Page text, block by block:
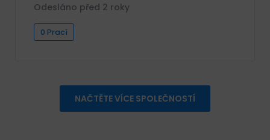
Odesláno před 2 roky
0 Prací
NAČTĚTE VÍCE SPOLEČNOSTÍ